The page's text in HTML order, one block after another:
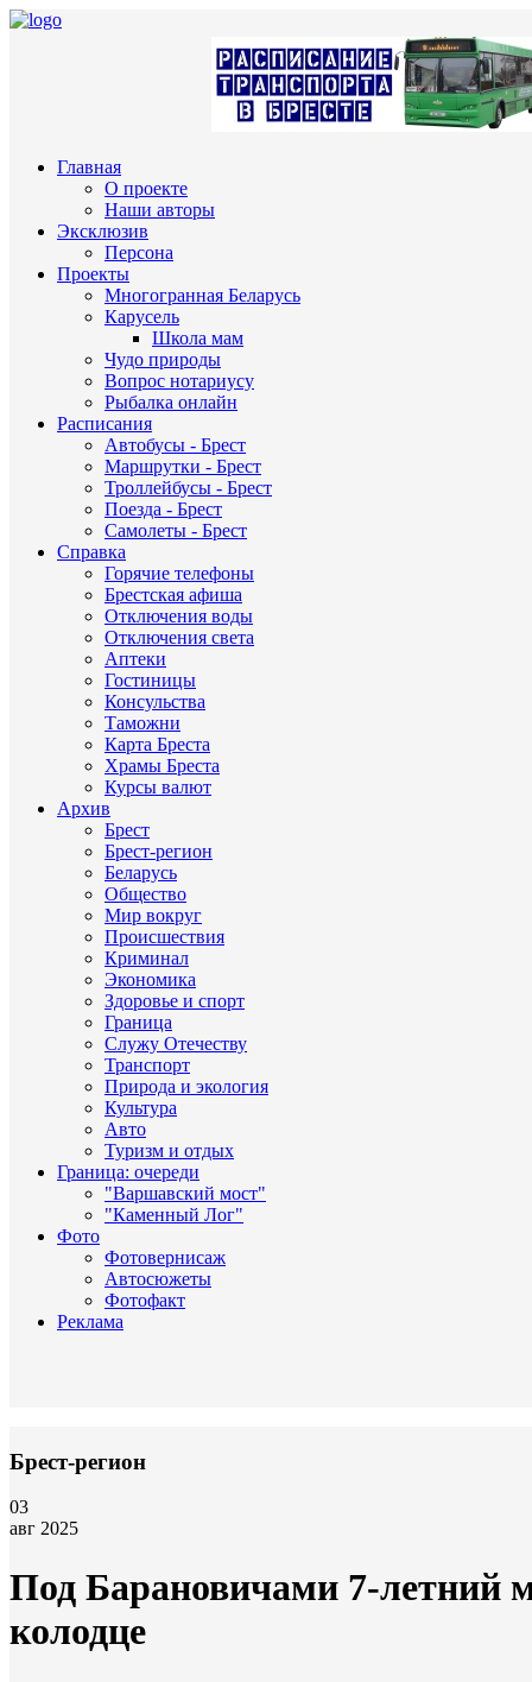
Главная
О проекте
Наши авторы
Эксклюзив
Персона
Проекты
Многогранная Беларусь
Карусель
Школа мам
Чудо природы
Вопрос нотариусу
Рыбалка онлайн
Расписания
Автобусы - Брест
Маршрутки - Брест
Троллейбусы - Брест
Поезда - Брест
Самолеты - Брест
Справка
Горячие телефоны
Брестская афиша
Отключения воды
Отключения света
Аптеки
Гостиницы
Консульства
Таможни
Карта Бреста
Храмы Бреста
Курсы валют
Архив
Брест
Брест-регион
Беларусь
Общество
Мир вокруг
Происшествия
Криминал
Экономика
Здоровье и спорт
Граница
Служу Отечеству
Транспорт
Природа и экология
Культура
Авто
Туризм и отдых
Граница: очереди
"Варшавский мост"
"Каменный Лог"
Фото
Фотовернисаж
Автосюжеты
Фотофакт
Реклама
Брест-регион
03
авг 2025
Под Барановичами 7-летний
колодце